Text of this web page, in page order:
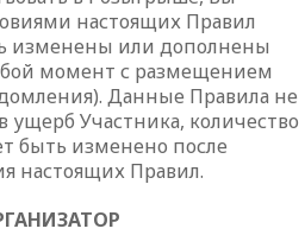
настоящих Правил
изменены или дополнены
момент с размещением
Данные Правила не
Участника, количество
быть изменено после
настоящих Правил.